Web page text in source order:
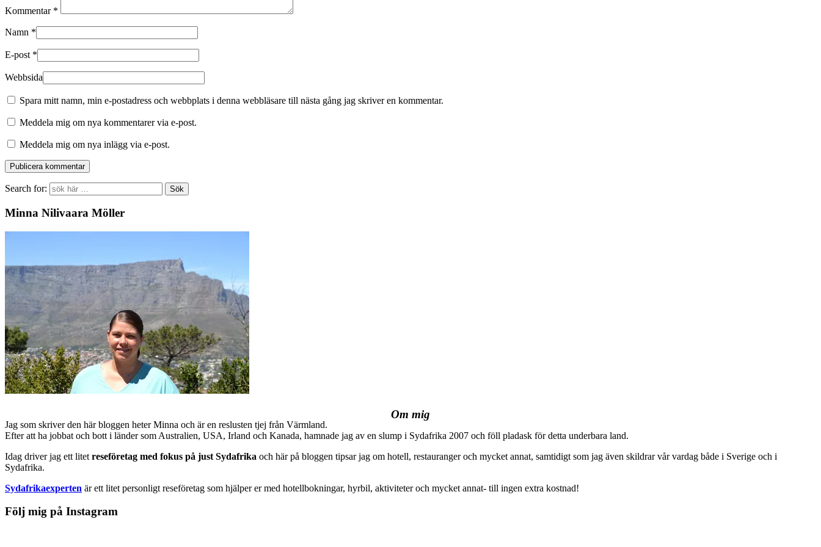
Kommentar *
Namn *
E-post *
Webbsida
Spara mitt namn, min e-postadress och webbplats i denna webbläsare till nästa gång jag skriver en kommentar.
Meddela mig om nya kommentarer via e-post.
Meddela mig om nya inlägg via e-post.
Search for:
Minna Nilivaara Möller
Om mig
Jag som skriver den här bloggen heter Minna och är en reslusten tjej från Värmland.
Efter att ha jobbat och bott i länder som Australien, USA, Irland och Kanada, hamnade jag av en slump i Sydafrika 2007 och föll pladask för detta underbara land.
Idag driver jag ett litet reseföretag med fokus på just Sydafrika och här på bloggen tipsar jag om hotell, restauranger och mycket annat, samtidigt som jag även skildrar vår vardag både i Sverige och i
Sydafrika.
Sydafrikaexperten är ett litet personligt reseföretag som hjälper er med hotellbokningar, hyrbil, aktiviteter och mycket annat- till ingen extra kostnad!
Följ mig på Instagram